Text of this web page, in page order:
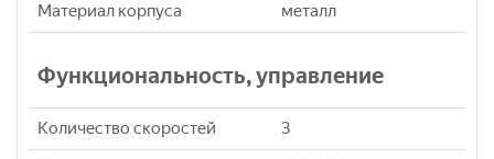
Материал корпуса металл
Функциональность, управление
Количество скоростей 3